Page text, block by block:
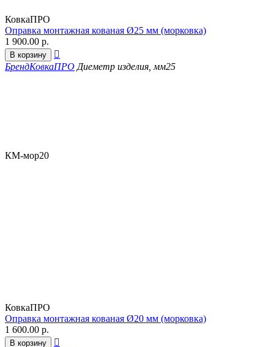
КовкаПРО
Оправка монтажная кованая Ø25 мм (морковка)
1 900.00 р.
В корзину

БрендКовкаПРО Диеметр изделия, мм25
КМ-мор20
КовкаПРО
Оправка монтажная кованая Ø20 мм (морковка)
1 600.00 р.
В корзину
